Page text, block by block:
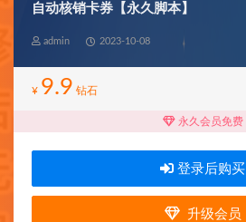
自动核销卡券【永久脚本】
admin 2023-10-08
¥ 9.9 钻石
永久会员免费
登录后购买
升级会员